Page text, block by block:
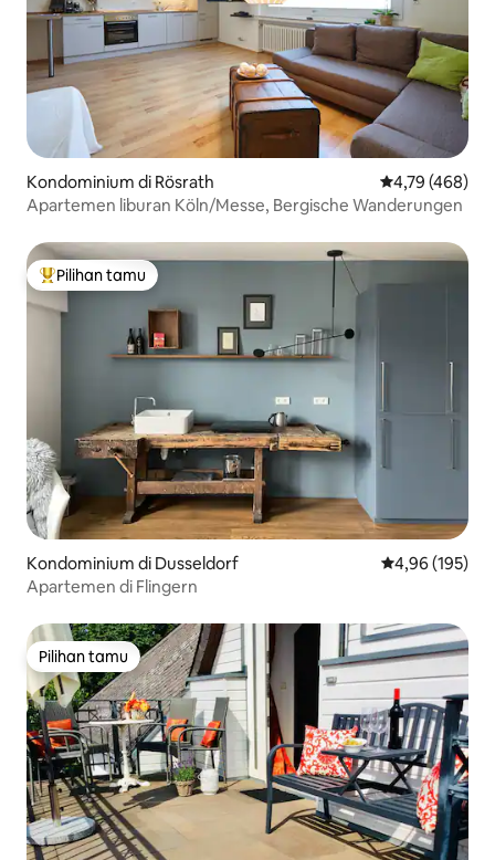
Kondominium di Rösrath Nilai rata-rata
4,79 (468)
Apartemen liburan Köln/Messe, Bergische Wanderungen
Pilihan tamu terpopuler
Pilihan tamu
Kondominium di Dusseldorf Nilai rata-rata
4,96 (195)
Apartemen di Flingern
Pilihan tamu
Pilihan tamu